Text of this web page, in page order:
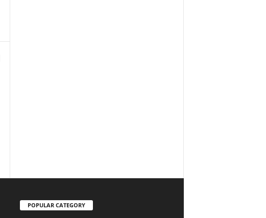
POPULAR CATEGORY